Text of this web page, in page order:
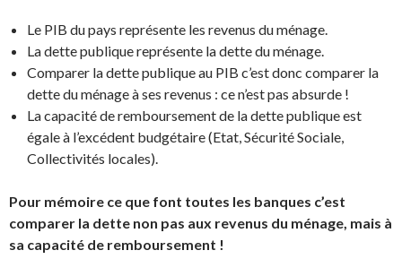
Le PIB du pays représente les revenus du ménage.
La dette publique représente la dette du ménage.
Comparer la dette publique au PIB c’est donc comparer la
dette du ménage à ses revenus : ce n’est pas absurde !
La capacité de remboursement de la dette publique est
égale à l’excédent budgétaire (Etat, Sécurité Sociale,
Collectivités locales).
Pour mémoire ce que font toutes les banques c’est
comparer la dette non pas aux revenus du ménage, mais à
sa capacité de remboursement !